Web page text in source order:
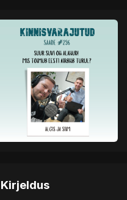
Kirjeldus